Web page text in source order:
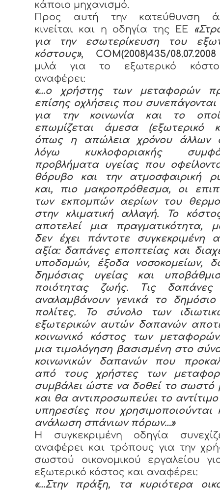
κάποιο μηχανισμό.
Προς αυτή την κατεύθυνση
κινείται και η οδηγία της ΕΕ
για την εσωτερίκευση του
κόστους», COM(2008)435/08.07.2008
μιλά για το εξωτερικό
αναφέρει:
«…ο χρήστης των μεταφορών
επίσης οχλήσεις που συνεπάγονται
για την κοινωνία και το
επωμίζεται άμεσα (εξωτερικό
όπως η απώλεια χρόνου άλλων
λόγω κυκλοφοριακής
προβλήματα υγείας που
θόρυβο και την ατμοσφαιρική
και, πιο μακροπρόθεσμα, οι
των εκπομπών αερίων του
στην κλιματική αλλαγή. Το
αποτελεί μια πραγματικότητα,
δεν έχει πάντοτε συγκεκριμένη
αξία: δαπάνες εποπτείας και
υποδομών, έξοδα νοσοκομείων,
δημόσιας υγείας και
ποιότητας ζωής. Τις δαπάνες
αναλαμβάνουν γενικά το δημόσιο
πολίτες. Το σύνολο των
εξωτερικών αυτών δαπανών
κοινωνικό κόστος των
μια τιμολόγηση βασισμένη στο
κοινωνικών δαπανών που
από τους χρήστες των
συμβάλει ώστε να δοθεί το σωστό
και θα αντιπροσωπεύει το αντίτιμο
υπηρεσίες που χρησιμοποιούνται
ανάλωση σπάνιων πόρων…»
Η συγκεκριμένη οδηγία
αναφέρει και τρόπους για την
σωστού οικονομικού εργαλείου
εξωτερικό κόστος και αναφέρει:
«…Στην πράξη, τα κυριότερα